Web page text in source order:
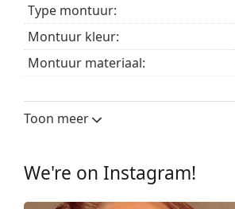
Type montuur:
Montuur kleur:
Montuur materiaal:
Breedte:
Breedte brug:
Toon meer
We're on Instagram!